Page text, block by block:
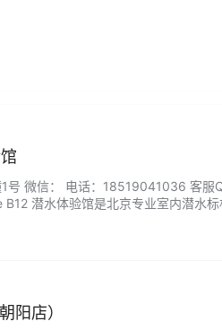
号 微信： 电话：18519041036 客服
潜水体验馆是北京专业室内潜水
阳店）